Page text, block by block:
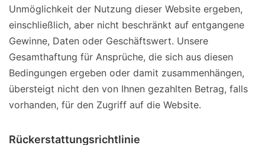
Unmöglichkeit der Nutzung dieser Website ergeben,
einschließlich, aber nicht beschränkt auf entgangene
Gewinne, Daten oder Geschäftswert. Unsere
Gesamthaftung für Ansprüche, die sich aus diesen
Bedingungen ergeben oder damit zusammenhängen,
übersteigt nicht den von Ihnen gezahlten Betrag, falls
vorhanden, für den Zugriff auf die Website.
Rückerstattungsrichtlinie